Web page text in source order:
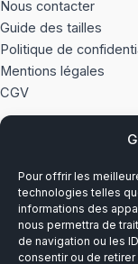
Pour offrir les
technologies telles
informations des
nous permettra de
de navigation ou les
consentir ou de
Nous contacter
Guide des tailles
Politique de
Mentions légales
CGV
Notre histoire
Du lundi au vendredi
8h00-12h30 et